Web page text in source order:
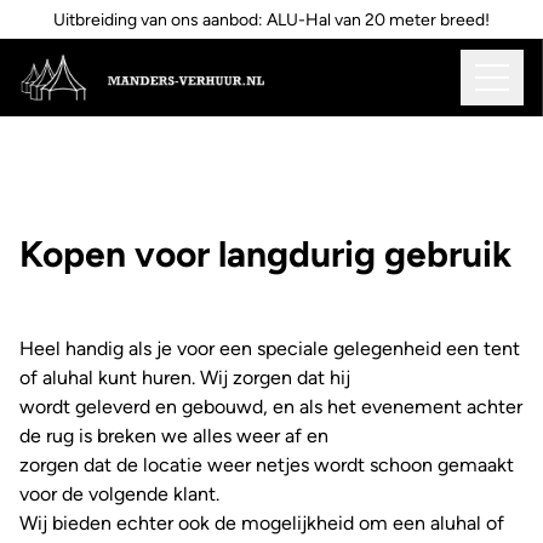
Uitbreiding van ons aanbod: ALU-Hal van 20 meter breed!
Kopen voor langdurig gebruik
Heel handig als je voor een speciale gelegenheid een tent
of aluhal kunt huren. Wij zorgen dat hij
wordt geleverd en gebouwd, en als het evenement achter
de rug is breken we alles weer af en
zorgen dat de locatie weer netjes wordt schoon gemaakt
voor de volgende klant.
Wij bieden echter ook de mogelijkheid om een aluhal of